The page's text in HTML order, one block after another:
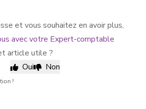
et vous souhaitez en avoir plus,
avec votre Expert-comptable
article utile ?
Oui
Non
!